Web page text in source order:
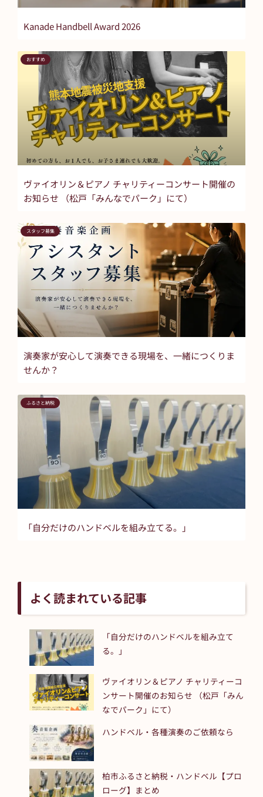
Kanade Handbell Award 2026
おすすめ
ヴァイオリン＆ピアノ チャリティーコンサート開催の
お知らせ （松戸「みんなでパーク」にて）
スタッフ募集
演奏家が安心して演奏できる現場を、一緒につくりま
せんか？
ふるさと納税
「自分だけのハンドベルを組み立てる。」
よく読まれている記事
「自分だけのハンドベルを組み立て
る。」
ヴァイオリン＆ピアノ チャリティーコ
ンサート開催のお知らせ （松戸「みん
なでパーク」にて）
ハンドベル・各種演奏のご依頼なら
柏市ふるさと納税・ハンドベル【プロ
ローグ】まとめ